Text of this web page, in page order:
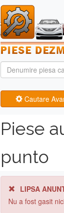
Cautare
Piese
punto
LIPSA
Nu a fost gasit